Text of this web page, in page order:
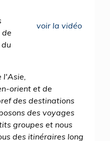
voir la vidéo
de
du
l'Asie,
orient et de
des destinations
des voyages
groupes et nous
des itinéraires long